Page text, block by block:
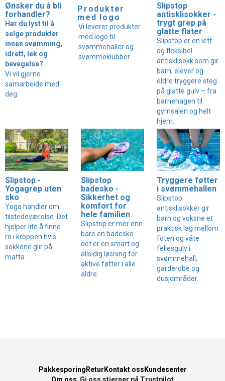
Ønsker du å bli
forhandler?
Har du lyst til å
selge produkter
innen svømming,
idrett, lek og
bevegelse?
Vi vil gjerne
samarbeide med
deg.
Produkter
med logo
Vi leverer produkter
med logo til
svømmehaller og
svømmeklubber
Slipstop
antisklisokker -
trygt grep på
glatte flater
Slipstop er en lett
og fleksibel
antisklisokk som gir
barn, elever og
eldre tryggere steg
på glatte gulv – fra
barnehagen til
gymsalen og helt
hjem.
Slipstop -
Yogagrep uten
sko
Yoga handler om
tilstedeværelse. Det
hjelper lite å finne
ro i kroppen hvis
sokkene glir på
matta.
Slipstop
badesko -
Sikkerhet og
komfort for
hele familien
Slipstop er mer enn
bare en badesko -
det er en smart og
allsidig løsning for
aktive føtter i alle
aldre.
Tryggere føtter
i svømmehallen
Slipstop
antisklisokker gir
barn og voksne et
praktisk lag mellom
foten og våte
fellesgulv i
svømmehall,
garderobe og
dusjområder.
PakkesporingReturKontakt ossKundesenter
Om oss Gi oss stjerner på Trustpilot